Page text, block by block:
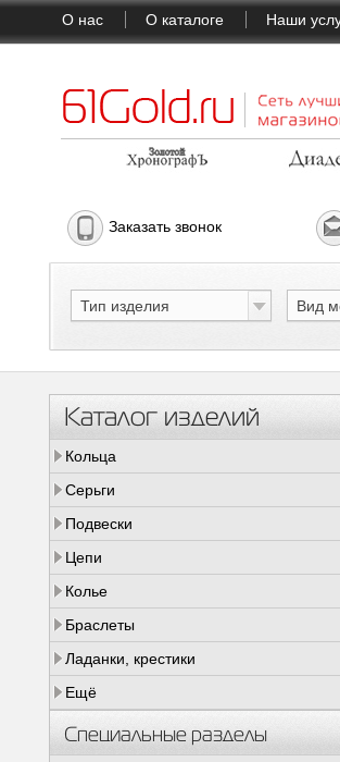
О нас О каталоге Наши
Заказать звонок
Тип изделия Вид
Каталог изделий
Кольца
Серьги
Подвески
Цепи
Колье
Браслеты
Ладанки, крестики
Ещё
Специальные разделы